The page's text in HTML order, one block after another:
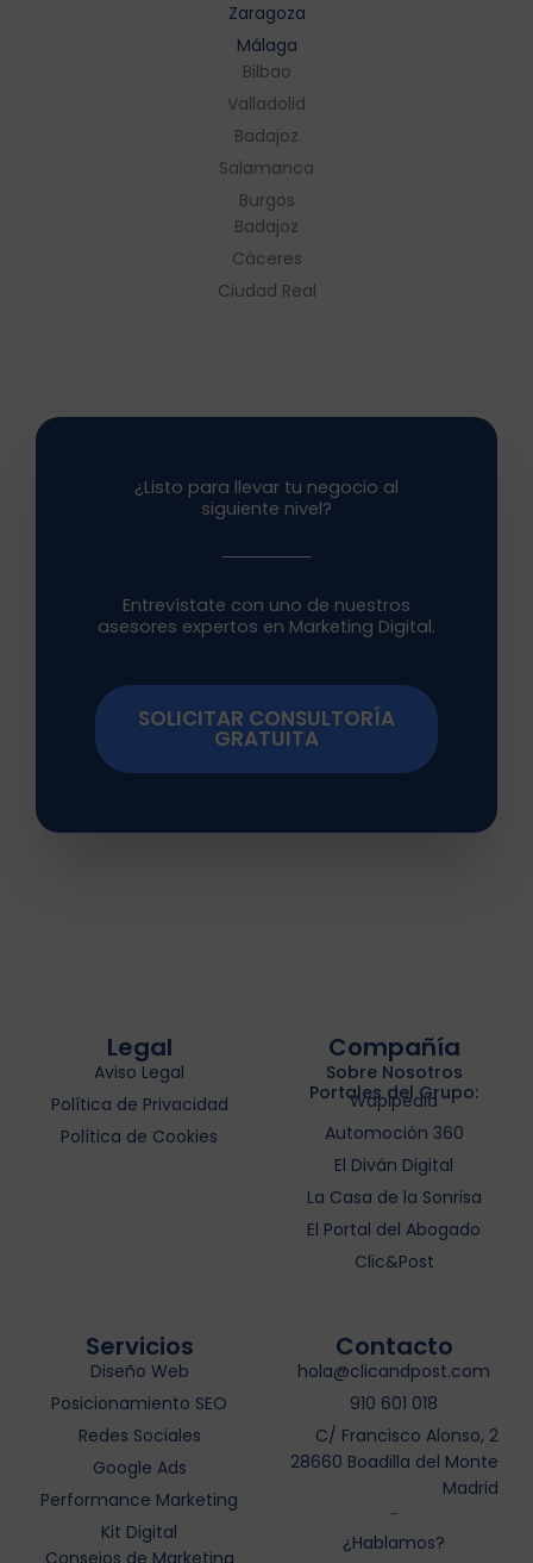
Zaragoza
Málaga
Bilbao
Valladolid
Badajoz
Salamanca
Burgos
Badajoz
Cáceres
Ciudad Real
¿Listo para llevar tu negocio al
siguiente nivel?
Entrevístate con uno de nuestros
asesores expertos en Marketing Digital.
SOLICITAR CONSULTORÍA
GRATUITA
Legal
Aviso Legal
Política de Privacidad
Política de Cookies
Compañía
Sobre Nosotros
Portales del Grupo:
Wapipedia
Automoción 360
El Diván Digital
La Casa de la Sonrisa
El Portal del Abogado
Clic&Post
Servicios
Diseño Web
Posicionamiento SEO
Redes Sociales
Google Ads
Performance Marketing
Kit Digital
Contacto
hola@clicandpost.com
910 601 018
C/ Francisco Alonso, 2
28660 Boadilla del Monte
Madrid
-
¿Hablamos?